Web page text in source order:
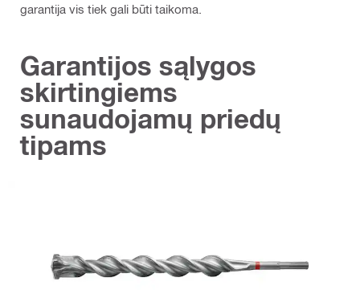
garantija vis tiek gali būti taikoma.
Garantijos sąlygos
skirtingiems
sunaudojamų priedų
tipams